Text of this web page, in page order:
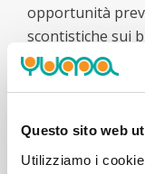
Questo sito web
Utilizziamo i
opportunità
scontistiche sui
abbonati e ai
realtà, in
Con questo
confermano la